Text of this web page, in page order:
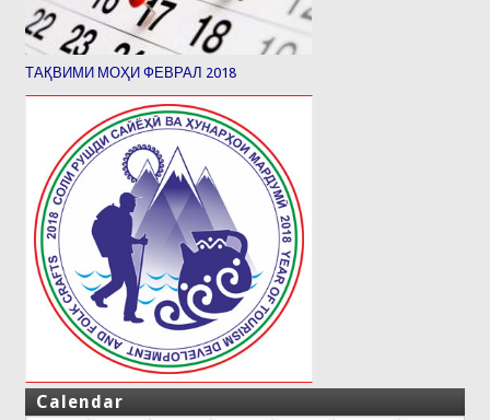
ТАҚВИМИ МОҲИ ФЕВРАЛ 2018
Calendar